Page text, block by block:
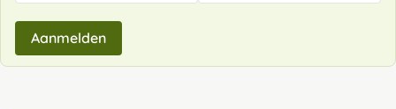
Aanmelden